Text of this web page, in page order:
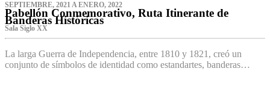
SEPTIEMBRE, 2021 A ENERO, 2022
Pabellón Conmemorativo, Ruta Itinerante de
Banderas Históricas
Sala Siglo XX
La larga Guerra de Independencia, entre 1810 y 1821, creó un
conjunto de símbolos de identidad como estandartes, banderas…